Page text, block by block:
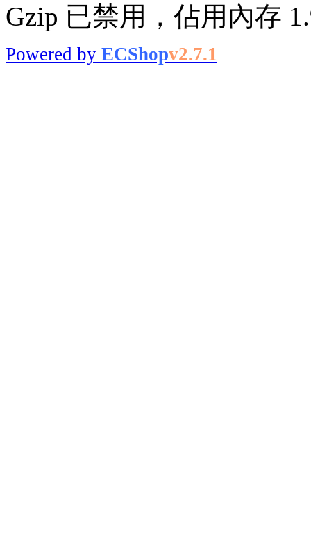
Gzip 已禁用，佔用內存
Powered by ECShopv2.7.1